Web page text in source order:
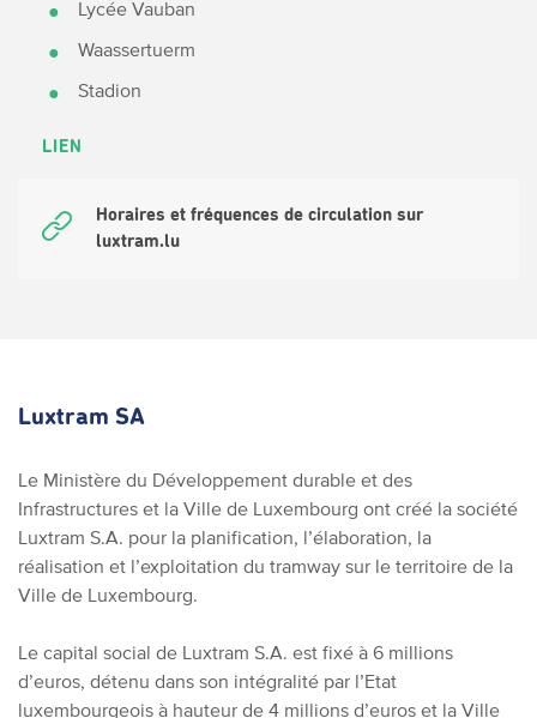
Lycée Vauban
Waassertuerm
Stadion
LIEN
Horaires et fréquences de circulation sur
luxtram.lu
Luxtram SA
Le Ministère du Développement durable et des
Infrastructures et la Ville de Luxembourg ont créé la société
Luxtram S.A. pour la planification, l’élaboration, la
réalisation et l’exploitation du tramway sur le territoire de la
Ville de Luxembourg.
Le capital social de Luxtram S.A. est fixé à 6 millions
d’euros, détenu dans son intégralité par l’Etat
luxembourgeois à hauteur de 4 millions d’euros et la Ville